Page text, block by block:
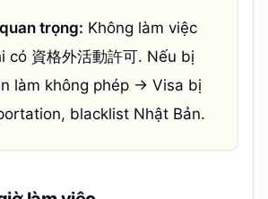
trọng: Không làm việc
có 資格外活動許可. Nếu bị
làm không phép → Visa bị
blacklist Nhật Bản.